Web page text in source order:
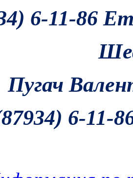
6-11-86
Пугач
6-11-